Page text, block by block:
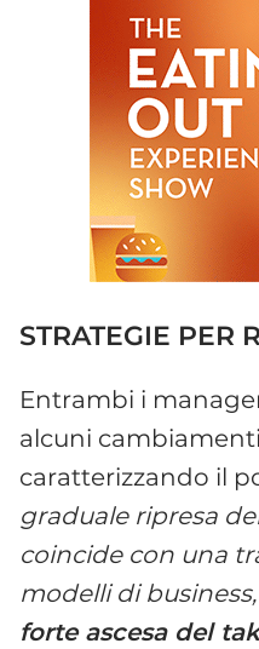
STRATEGIE PER
Entrambi i
alcuni
caratterizzando il
graduale ripresa
coincide con una
modelli di
forte ascesa del